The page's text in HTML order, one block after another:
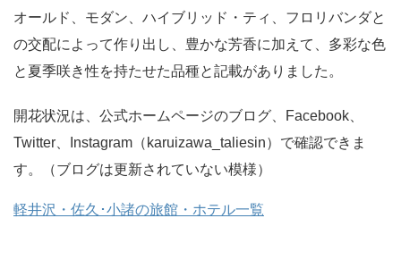
オールド、モダン、ハイブリッド・ティ、フロリバンダと
の交配によって作り出し、豊かな芳香に加えて、多彩な色
と夏季咲き性を持たせた品種と記載がありました。
開花状況は、公式ホームページのブログ、Facebook、
Twitter、Instagram（karuizawa_taliesin）で確認できま
す。（ブログは更新されていない模様）
軽井沢・佐久･小諸の旅館・ホテル一覧